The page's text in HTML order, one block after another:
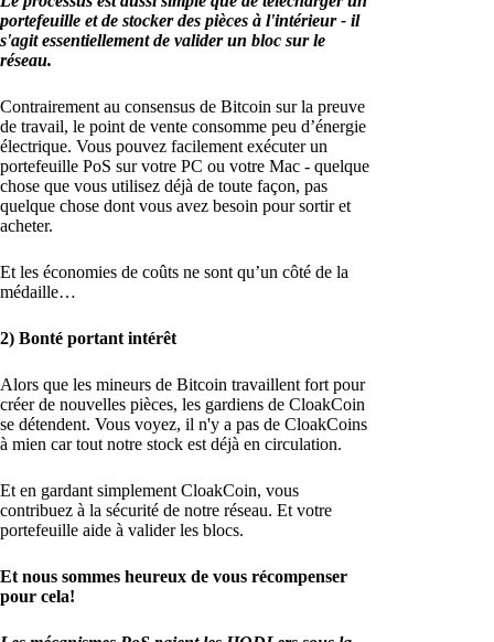
portefeuille et de stocker des pièces à l'intérieur - il
s'agit essentiellement de valider un bloc sur le
réseau.
Contrairement au consensus de Bitcoin sur la preuve
de travail, le point de vente consomme peu d’énergie
électrique. Vous pouvez facilement exécuter un
portefeuille PoS sur votre PC ou votre Mac - quelque
chose que vous utilisez déjà de toute façon, pas
quelque chose dont vous avez besoin pour sortir et
acheter.
Et les économies de coûts ne sont qu’un côté de la
médaille…
2) Bonté portant intérêt
Alors que les mineurs de Bitcoin travaillent fort pour
créer de nouvelles pièces, les gardiens de CloakCoin
se détendent. Vous voyez, il n'y a pas de CloakCoins
à mien car tout notre stock est déjà en circulation.
Et en gardant simplement CloakCoin, vous
contribuez à la sécurité de notre réseau. Et votre
portefeuille aide à valider les blocs.
Et nous sommes heureux de vous récompenser
pour cela!